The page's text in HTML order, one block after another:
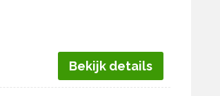
Bekijk details